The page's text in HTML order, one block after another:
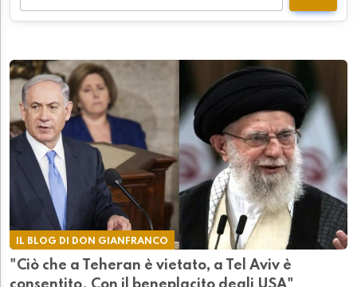
IL BLOG DI DON GIANFRANCO
"Ciò che a Teheran è vietato, a Tel Aviv è